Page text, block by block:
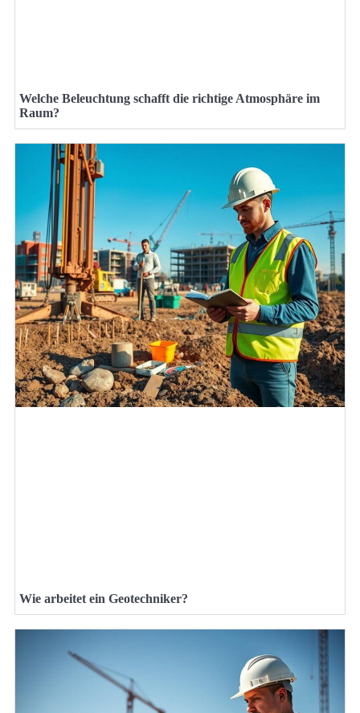
Welche Beleuchtung schafft die richtige Atmosphäre im
Raum?
Wie arbeitet ein Geotechniker?